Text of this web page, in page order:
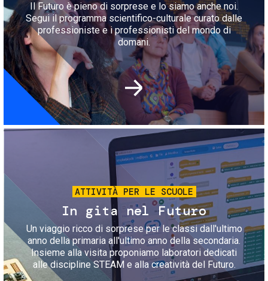
Il Futuro è pieno di sorprese e lo siamo anche noi.
Segui il programma scientifico-culturale curato dalle
professioniste e i professionisti del mondo di
domani.
Immagine
ATTIVITÀ PER LE SCUOLE
In gita nel Futuro
Un viaggio ricco di sorprese per le classi dall'ultimo
anno della primaria all'ultimo anno della secondaria.
Insieme alla visita proponiamo laboratori dedicati
alle discipline STEAM e alla creatività del Futuro.